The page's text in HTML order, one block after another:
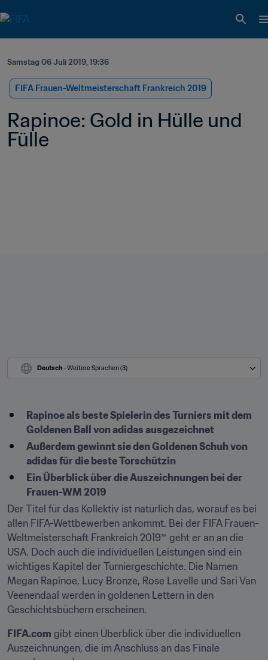
Samstag 06 Juli 2019, 19:36
FIFA Frauen-Weltmeisterschaft Frankreich 2019
Rapinoe: Gold in Hülle und
Fülle
Deutsch - Weitere Sprachen (3)
Rapinoe als beste Spielerin des Turniers mit dem
Goldenen Ball von adidas ausgezeichnet
Außerdem gewinnt sie den Goldenen Schuh von
adidas für die beste Torschützin
Ein Überblick über die Auszeichnungen bei der
Frauen-WM 2019
Der Titel für das Kollektiv ist natürlich das, worauf es bei
allen FIFA-Wettbewerben ankommt. Bei der FIFA Frauen-
Weltmeisterschaft Frankreich 2019™ geht er an an die
USA. Doch auch die individuellen Leistungen sind ein
wichtiges Kapitel der Turniergeschichte. Die Namen
Megan Rapinoe, Lucy Bronze, Rose Lavelle und Sari Van
Veenendaal werden in goldenen Lettern in den
Geschichtsbüchern erscheinen.
FIFA.com gibt einen Überblick über die individuellen
Auszeichnungen, die im Anschluss an das Finale